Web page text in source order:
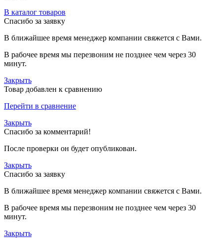
В каталог товаров
Спасибо за заявку
В ближайшее время менеджер компании свяжется с Вами.
В рабочее время мы перезвоним не позднее чем через 30
минут.
Закрыть
Товар добавлен к сравнению
Перейти в сравнение
Закрыть
Спасибо за комментарий!
После проверки он будет опубликован.
Закрыть
Спасибо за заявку
В ближайшее время менеджер компании свяжется с Вами.
В рабочее время мы перезвоним не позднее чем через 30
минут.
Закрыть